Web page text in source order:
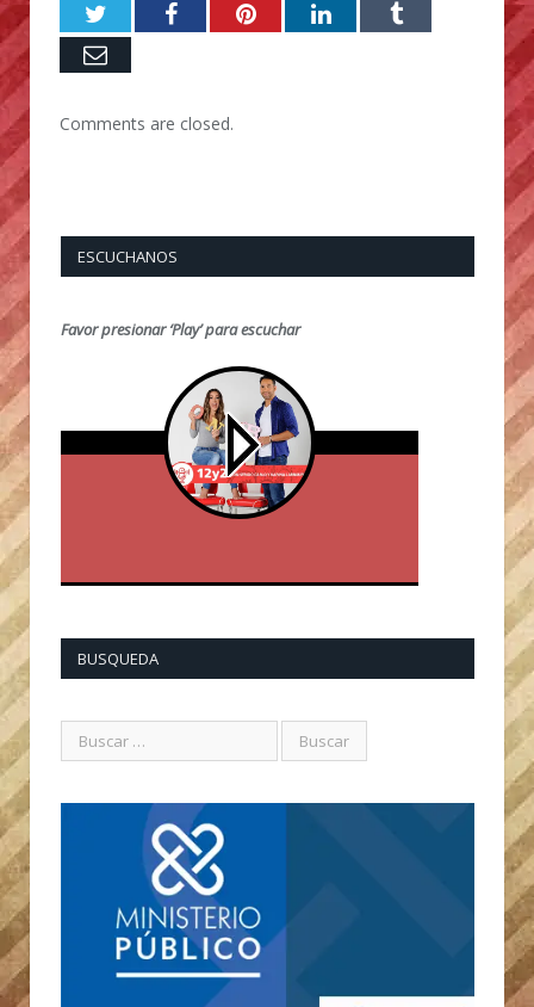
TwitterFacebookPinterestLinkedInTumblr
Email
Comments are closed.
ESCUCHANOS
Favor presionar ‘Play’ para escuchar
BUSQUEDA